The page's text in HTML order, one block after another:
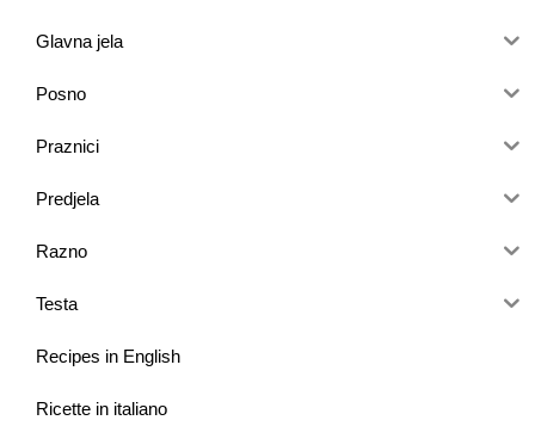
Glavna jela
Posno
Praznici
Predjela
Razno
Testa
Recipes in English
Ricette in italiano